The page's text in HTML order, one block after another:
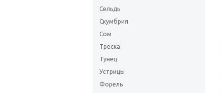
Сельдь
Скумбрия
Сом
Треска
Тунец
Устрицы
Форель